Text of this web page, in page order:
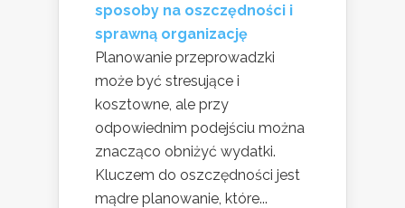
sposoby na oszczędności i
sprawną organizację
Planowanie przeprowadzki
może być stresujące i
kosztowne, ale przy
odpowiednim podejściu można
znacząco obniżyć wydatki.
Kluczem do oszczędności jest
mądre planowanie, które...